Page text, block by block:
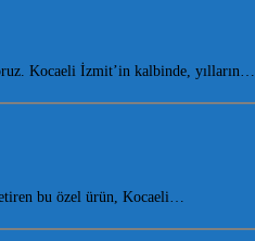
Kocaeli İzmit’in kalbinde, yılların…
bu özel ürün, Kocaeli…